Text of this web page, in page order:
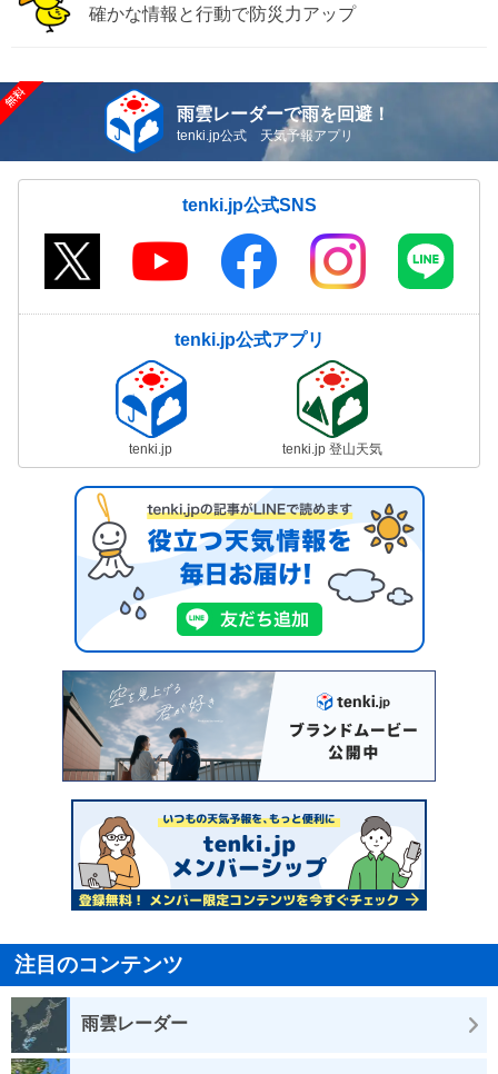
確かな情報と行動で防災力アップ
雨雲レーダーで雨を回避！
tenki.jp公式 天気予報アプリ
tenki.jp公式SNS
tenki.jp公式アプリ
tenki.jp tenki.jp 登山天気
注目のコンテンツ
雨雲レーダー